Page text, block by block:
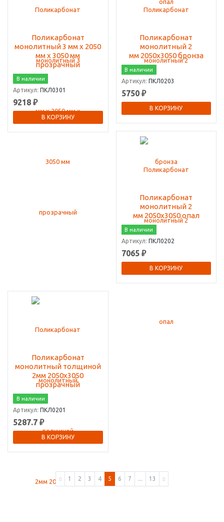
Поликарбонат
монолитный 3 мм х 2050
мм х 3050 мм
прозрачный
В наличии
Артикул: ПКЛ0301
9218 ₽
В КОРЗИНУ
Поликарбонат
монолитный 2
мм 2050х3050 бронза
В наличии
Артикул: ПКЛ0203
5750 ₽
В КОРЗИНУ
Поликарбонат
монолитный 2
мм 2050х3050 опал
В наличии
Артикул: ПКЛ0202
7065 ₽
В КОРЗИНУ
Поликарбонат
монолитный толщиной
2мм 2050х3050
прозрачный
В наличии
Артикул: ПКЛ0201
5287.7 ₽
В КОРЗИНУ
1 2 3 4 5 6 7 ... 13